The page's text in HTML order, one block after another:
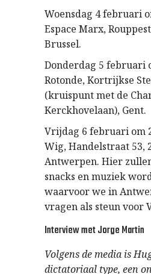
Woensdag 4 februari
Espace Marx,
Brussel.
Donderdag 5 februari
Rotonde, Kortrijkse
(kruispunt met de
Kerckhovelaan), Gent.
Vrijdag 6 februari om
Wig, Handelstraat 53,
Antwerpen. Hier
snacks en muziek
waarvoor we in
vragen als steun voor
Interview met Jorge Martin
Volgens de media is
dictatoriaal type, een